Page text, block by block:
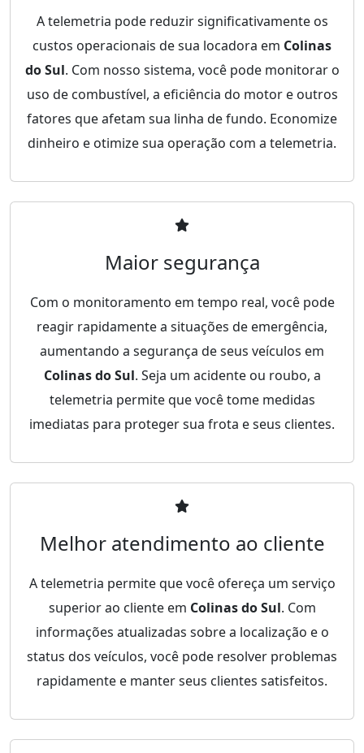
A telemetria pode reduzir significativamente os
custos operacionais de sua locadora em Colinas
do Sul. Com nosso sistema, você pode monitorar o
uso de combustível, a eficiência do motor e outros
fatores que afetam sua linha de fundo. Economize
dinheiro e otimize sua operação com a telemetria.
Maior segurança
Com o monitoramento em tempo real, você pode
reagir rapidamente a situações de emergência,
aumentando a segurança de seus veículos em
Colinas do Sul. Seja um acidente ou roubo, a
telemetria permite que você tome medidas
imediatas para proteger sua frota e seus clientes.
Melhor atendimento ao cliente
A telemetria permite que você ofereça um serviço
superior ao cliente em Colinas do Sul. Com
informações atualizadas sobre a localização e o
status dos veículos, você pode resolver problemas
rapidamente e manter seus clientes satisfeitos.